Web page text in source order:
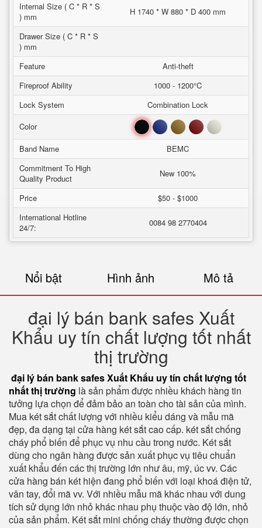
Internal Size ( C * R * S
) mm
H 1740 * W 880 * D 400 mm
Drawer Size ( C * R * S
) mm
Feature
Anti-theft
Fireproof Ability
1000 - 1200°C
Lock System
Combination Lock
Color
BlackBlue BrownRed White
Band Name
BEMC
Commitment To High
Quality Product
New 100%
Price
$50 - $1000
International Hotline
24/7:
0084 98 2770404
Nổi bật Hình ảnh Mô tả
đại lý bán bank safes Xuất
Khẩu uy tín chất lượng tốt nhất
thị trường
đại lý bán bank safes Xuất Khẩu uy tín chất lượng tốt
nhất thị trường là sản phẩm được nhiều khách hàng tin
tưởng lựa chọn để đảm bảo an toàn cho tài sản của mình.
Mua két sắt chất lượng với nhiều kiểu dáng và mẫu mã
đẹp, đa dạng tại cửa hàng két sắt cao cấp. két sắt chống
cháy phổ biến để phục vụ nhu cầu trong nước. Két sắt
dùng cho ngân hàng được sản xuất phục vụ tiêu chuẩn
xuất khẩu đến các thị trường lớn như âu, mỹ, úc vv. Các
cửa hàng bán két hiện đang phổ biến với loại khoá điện tử,
vân tay, đổi mã vv. Với nhiều mẫu mã khác nhau với dung
tích sử dụng lớn nhỏ khác nhau phụ thuộc vào độ lớn, nhỏ
của sản phẩm. Két sắt mini chống cháy thường được chọn